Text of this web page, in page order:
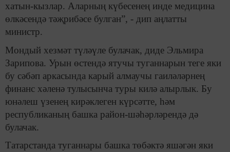
хатын-кызлар. Аларның күбесенең инде медицина
өлкәсендә тәҗрибәсе булган”, - дип аңлатты
министр.
Мондый хезмәт түләүле булачак, диде Эльмира
Зарипова. Урын өстендә ятучы туганнарын теге яки
бу сәбәп аркасында карый алмаучы гаиләләрнең
финанс хәленә тулысынча туры килә алырлык. Бу
юнәлеш үзенең кирәклеген күрсәтте, һәм
республиканың башка район-шәһәрләрендә дә
булачак.
Татарстанда туганнары башка төбәктә яшәгән яки